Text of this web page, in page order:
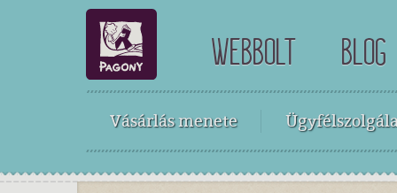
WEBBOLT BLOG
Vásárlás menete